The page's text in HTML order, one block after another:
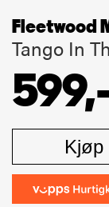
Fleetwood
Tango In
Kjøp